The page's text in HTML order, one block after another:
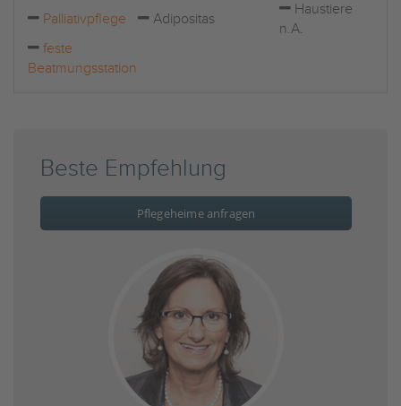
Palliativpflege
Adipositas
Haustiere
n.A.
feste
Beatmungsstation
Beste Empfehlung
Pflegeheime anfragen